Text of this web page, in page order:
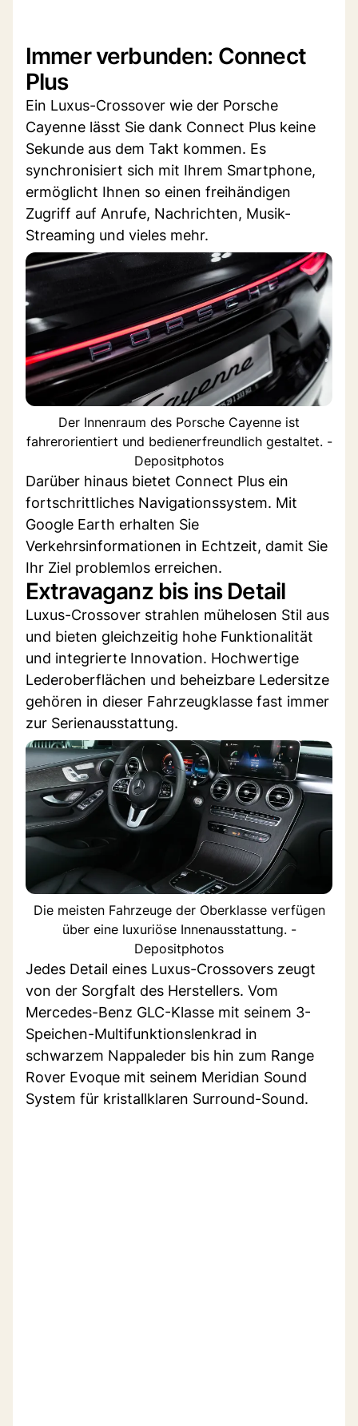
Immer verbunden: Connect
Plus
Ein Luxus-Crossover wie der Porsche
Cayenne lässt Sie dank Connect Plus keine
Sekunde aus dem Takt kommen. Es
synchronisiert sich mit Ihrem Smartphone,
ermöglicht Ihnen so einen freihändigen
Zugriff auf Anrufe, Nachrichten, Musik-
Streaming und vieles mehr.
Der Innenraum des Porsche Cayenne ist
fahrerorientiert und bedienerfreundlich gestaltet. -
Depositphotos
Darüber hinaus bietet Connect Plus ein
fortschrittliches Navigationssystem. Mit
Google Earth erhalten Sie
Verkehrsinformationen in Echtzeit, damit Sie
Ihr Ziel problemlos erreichen.
Extravaganz bis ins Detail
Luxus-Crossover strahlen mühelosen Stil aus
und bieten gleichzeitig hohe Funktionalität
und integrierte Innovation. Hochwertige
Lederoberflächen und beheizbare Ledersitze
gehören in dieser Fahrzeugklasse fast immer
zur Serienausstattung.
Die meisten Fahrzeuge der Oberklasse verfügen
über eine luxuriöse Innenausstattung. -
Depositphotos
Jedes Detail eines Luxus-Crossovers zeugt
von der Sorgfalt des Herstellers. Vom
Mercedes-Benz GLC-Klasse mit seinem 3-
Speichen-Multifunktionslenkrad in
schwarzem Nappaleder bis hin zum Range
Rover Evoque mit seinem Meridian Sound
System für kristallklaren Surround-Sound.